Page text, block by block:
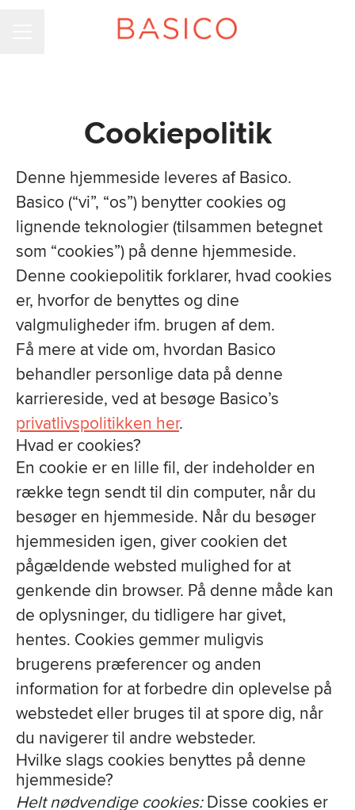
Cookiepolitik
Denne hjemmeside leveres af Basico.
Basico (“vi”, “os”) benytter cookies og
lignende teknologier (tilsammen betegnet
som “cookies”) på denne hjemmeside.
Denne cookiepolitik forklarer, hvad cookies
er, hvorfor de benyttes og dine
valgmuligheder ifm. brugen af dem.
Få mere at vide om, hvordan Basico
behandler personlige data på denne
karriereside, ved at besøge Basico’s
privatlivspolitikken her.
Hvad er cookies?
En cookie er en lille fil, der indeholder en
række tegn sendt til din computer, når du
besøger en hjemmeside. Når du besøger
hjemmesiden igen, giver cookien det
pågældende websted mulighed for at
genkende din browser. På denne måde kan
de oplysninger, du tidligere har givet,
hentes. Cookies gemmer muligvis
brugerens præferencer og anden
information for at forbedre din oplevelse på
webstedet eller bruges til at spore dig, når
du navigerer til andre websteder.
Hvilke slags cookies benyttes på denne
hjemmeside?
Helt nødvendige cookies:Disse cookies er